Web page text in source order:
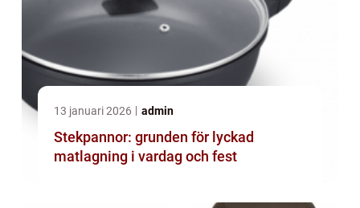
13 januari 2026 admin
Stekpannor: grunden för lyckad
matlagning i vardag och fest